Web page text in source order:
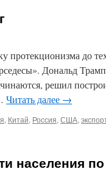
протекционизма до
Дональд
решил
Читать далее →
, Китай, Россия, США,
населения